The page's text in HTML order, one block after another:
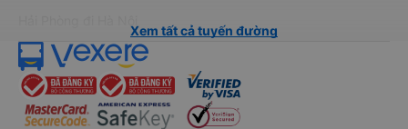
Xem tất cả tuyến đường